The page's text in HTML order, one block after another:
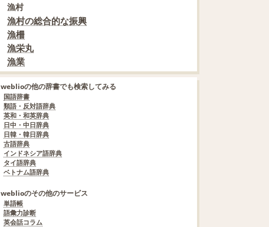
漁村
漁村の総合的な振興
漁柵
漁栄丸
漁業
weblioの他の辞書でも検索してみる
国語辞書
類語・反対語辞典
英和・和英辞典
日中・中日辞典
日韓・韓日辞典
古語辞典
インドネシア語辞典
タイ語辞典
ベトナム語辞典
weblioのその他のサービス
単語帳
語彙力診断
英会話コラム